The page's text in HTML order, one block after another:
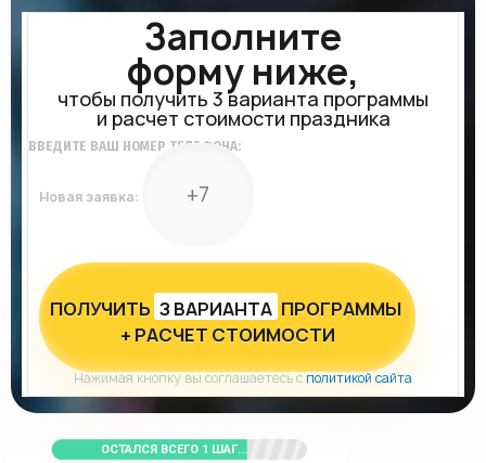
Заполните
форму ниже,
чтобы получить 3 варианта программы
и расчет стоимости праздника
ВВЕДИТЕ ВАШ НОМЕР ТЕЛЕФОНА:
Новая заявка:
ПОЛУЧИТЬ З ВАРИАНТА ПРОГРАММЫ
+ РАСЧЕТ СТОИМОСТИ
Нажимая кнопку вы соглашаетесь сполитикой сайта
ОСТАЛСЯ ВСЕГО 1 ШАГ...